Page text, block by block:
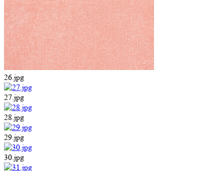
26.jpg
27.jpg
28.jpg
29.jpg
30.jpg